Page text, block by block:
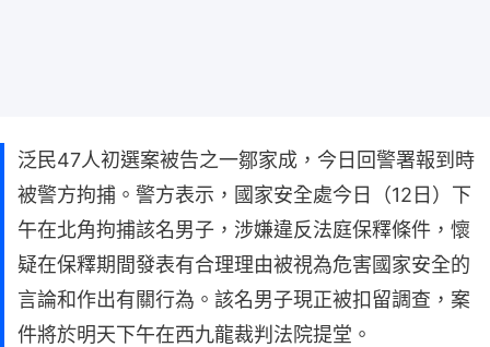
泛民47人初選案被告之一鄒家成，今日回警署報到時
被警方拘捕。警方表示，國家安全處今日（12日）下
午在北角拘捕該名男子，涉嫌違反法庭保釋條件，懷
疑在保釋期間發表有合理理由被視為危害國家安全的
言論和作出有關行為。該名男子現正被扣留調查，案
件將於明天下午在西九龍裁判法院提堂。